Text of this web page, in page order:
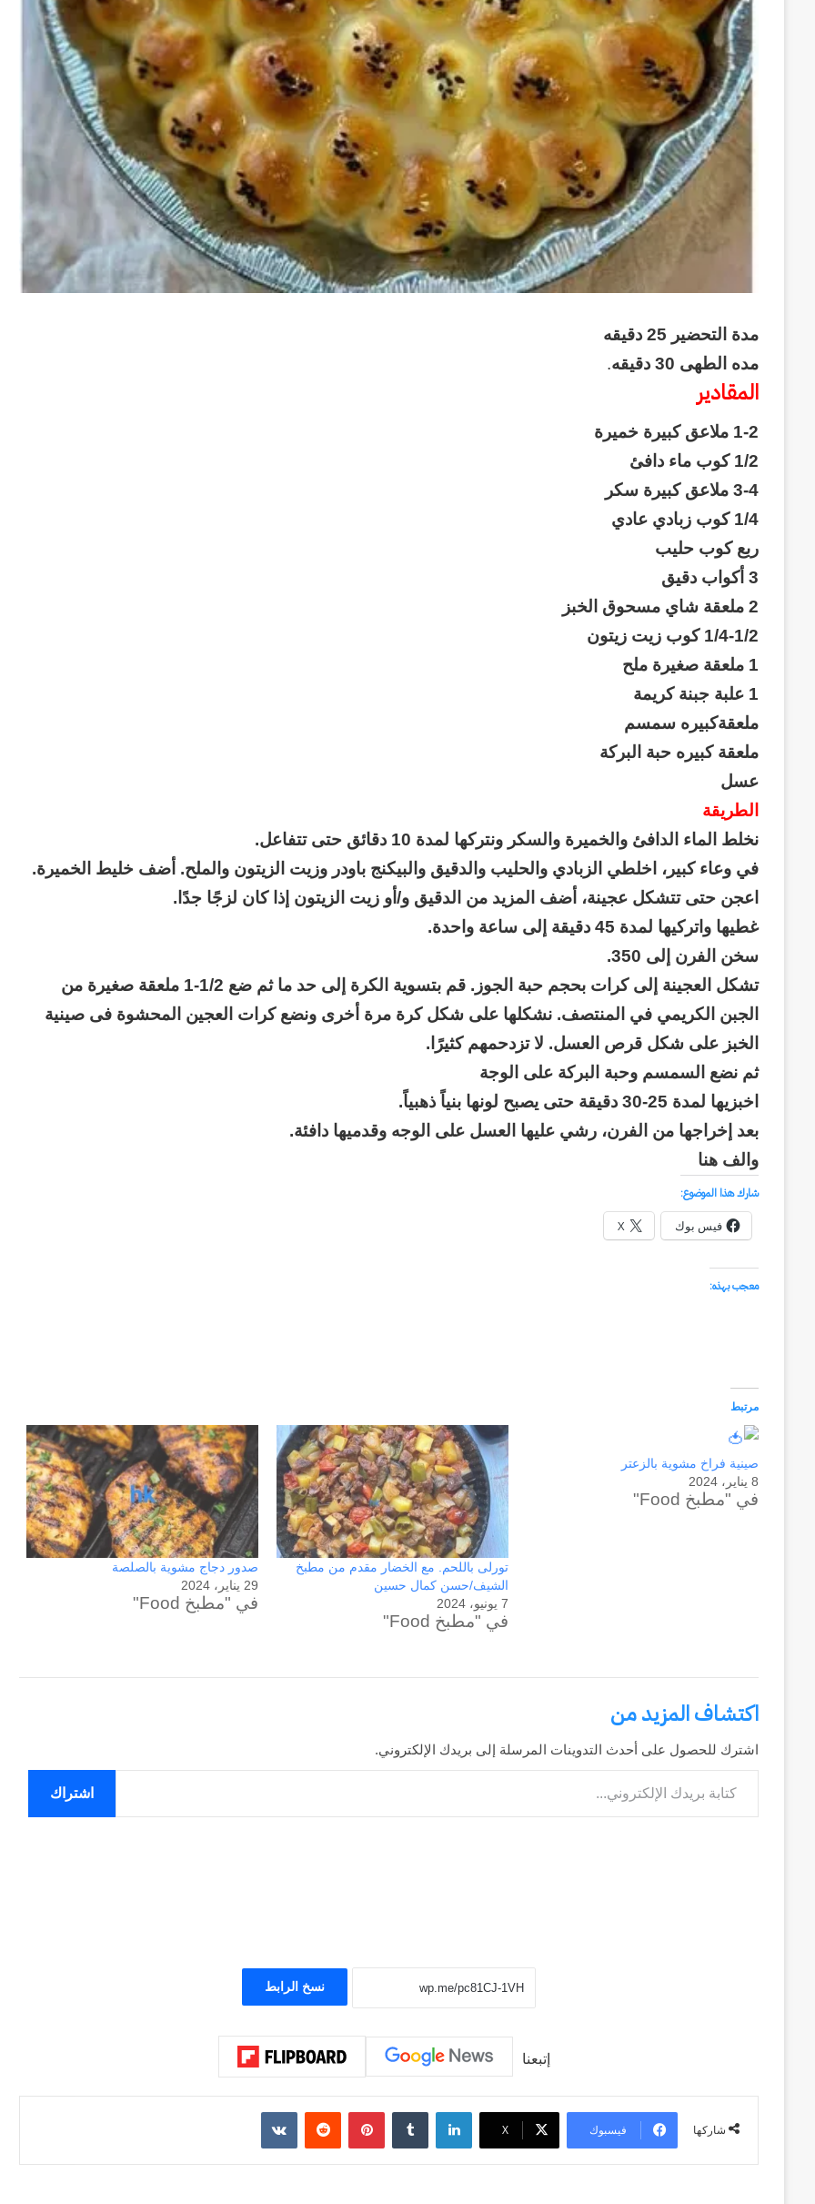
مدة التحضير 25 دقيقه
مده الطهى 30 دقيقه
.
المقادير
1-2 ملاعق كبيرة خميرة
1/2 كوب ماء دافئ
3-4 ملاعق كبيرة سكر
1/4 كوب زبادي عادي
ربع كوب حليب
3 أكواب دقيق
2 ملعقة شاي مسحوق الخبز
1/4-1/2 كوب زيت زيتون
1 ملعقة صغيرة ملح
1 علبة جبنة كريمة
ملعقةكبيره سمسم
ملعقة كبيره حبة البركة
عسل
الطريقة
نخلط الماء الدافئ والخميرة والسكر ونتركها لمدة 10 دقائق حتى تتفاعل.
في وعاء كبير، اخلطي الزبادي والحليب والدقيق والبيكنج باودر وزيت الزيتون والملح. أضف خليط الخميرة.
اعجن حتى تتشكل عجينة، أضف المزيد من الدقيق و/أو زيت الزيتون إذا كان لزجًا جدًا.
غطيها واتركيها لمدة 45 دقيقة إلى ساعة واحدة.
سخن الفرن إلى 350.
تشكل العجينة إلى كرات بحجم حبة الجوز. قم بتسوية الكرة إلى حد ما ثم ضع 1/2-1 ملعقة صغيرة من
الجبن الكريمي في المنتصف. نشكلها على شكل كرة مرة أخرى ونضع كرات العجين المحشوة فى صينية
الخبز على شكل قرص العسل. لا تزدحمهم كثيرًا.
ثم نضع السمسم وحبة البركة على الوجة
اخبزيها لمدة 25-30 دقيقة حتى يصبح لونها بنياً ذهبياً.
بعد إخراجها من الفرن، رشي عليها العسل على الوجه وقدميها دافئة.
والف هنا
شارك هذا الموضوع:
فيس بوك
X
معجب بهذه:
مرتبط
صينية فراخ مشوية بالزعتر
8 يناير، 2024
في "مطبخ Food"
تورلى باللحم. مع الخضار مقدم من مطبخ
الشيف/حسن كمال حسين
7 يونيو، 2024
في "مطبخ Food"
صدور دجاج مشوية بالصلصة
29 يناير، 2024
في "مطبخ Food"
اكتشاف المزيد من
اشترك للحصول على أحدث التدوينات المرسلة إلى بريدك الإلكتروني.
كتابة بريدك الإلكتروني...
اشتراك
نسخ الرابط
إتبعنا
شاركها فيسبوك ‫X
لينكدإن
‏Tumblr بينتيريست
‏Reddit
‏VKontakte
وكالة
الـ
و
٢٣
يوليو..
سبعون
عاماً
من
المراقبة
وإعادة
منذ أسبوعين
وكالة الـ CIA و ٢٣ يوليو.. سبعون عاماً من المراقبة
وإعادة الحسابات
الحرب
حربين
القاضية
منذ يومين
الحرب حربين والضربة القاضية (٣)